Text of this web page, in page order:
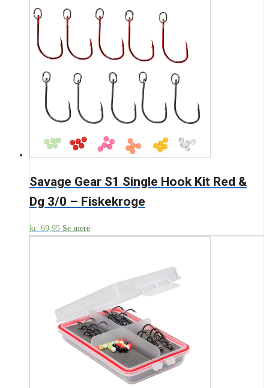
Savage Gear S1 Single Hook Kit Red &
Dg 3/0 – Fiskekroge
kr. 69,95 Se mere